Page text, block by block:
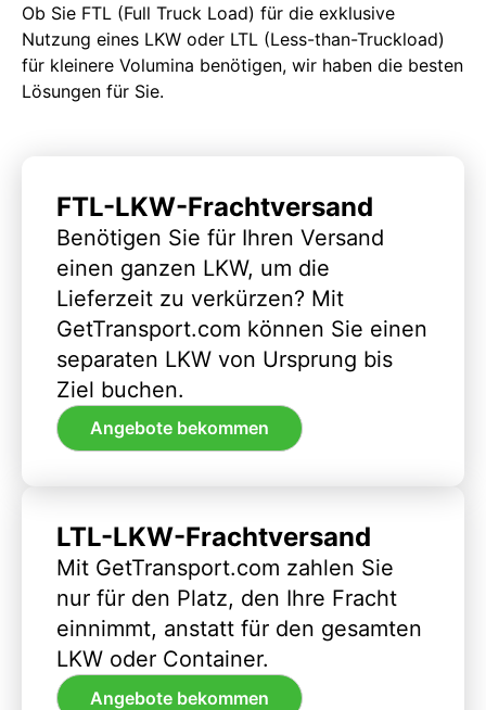
Ob Sie FTL (Full Truck Load) für die exklusive
Nutzung eines LKW oder LTL (Less-than-Truckload)
für kleinere Volumina benötigen, wir haben die besten
Lösungen für Sie.
FTL-LKW-Frachtversand
Benötigen Sie für Ihren Versand
einen ganzen LKW, um die
Lieferzeit zu verkürzen? Mit
GetTransport.com können Sie einen
separaten LKW von Ursprung bis
Ziel buchen.
Angebote bekommen
LTL-LKW-Frachtversand
Mit GetTransport.com zahlen Sie
nur für den Platz, den Ihre Fracht
einnimmt, anstatt für den gesamten
LKW oder Container.
Angebote bekommen